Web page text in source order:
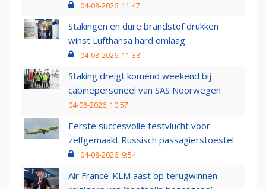
04-08-2026, 11:47
Stakingen en dure brandstof drukken
winst Lufthansa hard omlaag
04-08-2026, 11:38
Staking dreigt komend weekend bij
cabinepersoneel van SAS Noorwegen
04-08-2026, 10:57
Eerste succesvolle testvlucht voor
zelfgemaakt Russisch passagierstoestel
04-08-2026, 9:54
Air France-KLM aast op terugwinnen